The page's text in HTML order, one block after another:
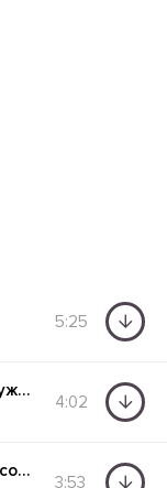
5:25
Официантка люба нравится мужчинам
4:02
Улица вокзальная (звезда шансона)
3:53